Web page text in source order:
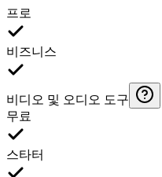
프로
비즈니스
비디오 및 오디오 도구
무료
스타터